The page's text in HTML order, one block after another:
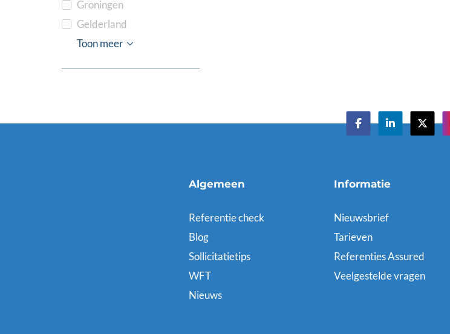
Groningen
Gelderland
Limburg
Noord-Brabant
Noord-Holland
Overijssel
Utrecht
Zeeland
Zuid-Holland
Toon meer
Algemeen
Referentie check
Blog
Sollicitatietips
WFT
Nieuws
Informatie
Nieuwsbrief
Tarieven
Referenties Assured
Veelgestelde vragen